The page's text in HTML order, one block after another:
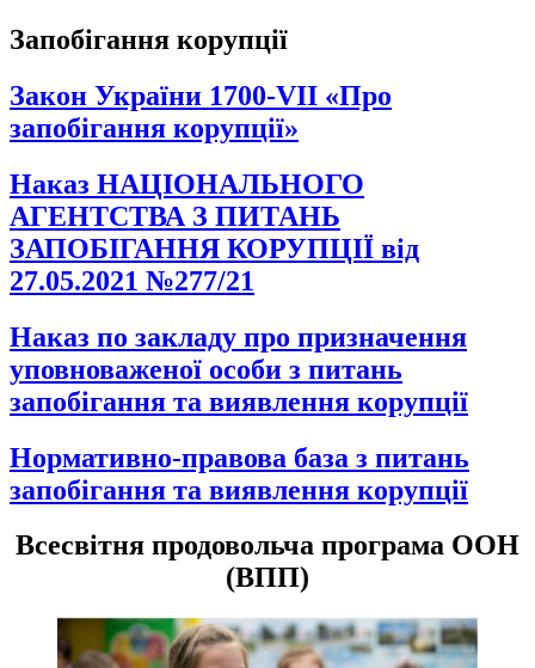
Запобігання корупції
Закон України 1700-VII «Про
запобігання корупції»
Наказ НАЦІОНАЛЬНОГО
АГЕНТСТВА З ПИТАНЬ
ЗАПОБІГАННЯ КОРУПЦІЇ від
27.05.2021 №277/21
Наказ по закладу про призначення
уповноваженої особи з питань
запобігання та виявлення корупції
Нормативно-правова база з питань
запобігання та виявлення корупції
Всесвітня продовольча програма ООН
(ВПП)